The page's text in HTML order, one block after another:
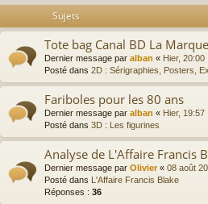
Sujets
Tote bag Canal BD La
Dernier message par alban « Hier, 20:00
Posté dans 2D : Sérigraphies, Posters,
Fariboles pour les 80 ans
Dernier message par alban « Hier, 19:57
Posté dans 3D : Les figurines
Analyse de L'Affaire Francis
Dernier message par Olivier« 08 août
Posté dans L'Affaire Francis Blake
Réponses : 36